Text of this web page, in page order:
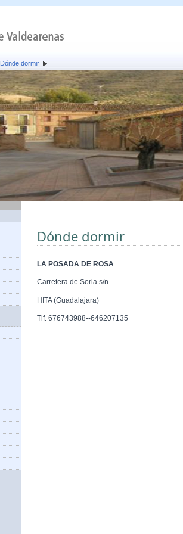
Dónde dormir
Dónde dormir
LA POSADA DE ROSA
Carretera de Soria s/n
HITA (Guadalajara)
Tlf. 676743988--646207135